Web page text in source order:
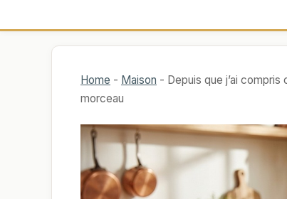
Home - Maison - Depuis que j’ai compris
morceau